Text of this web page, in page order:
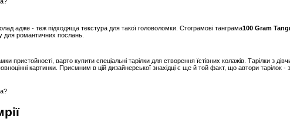
адже - теж підходяща текстура для такої головоломки. Стограмові танграма100 Gram
для романтичних послань.
пристойності, варто купити спеціальні тарілки для створення їстівних колажів. Тарілки з
картинки. Приємним в цій дизайнерської знахідці є ще й той факт, що автори тарілок - з